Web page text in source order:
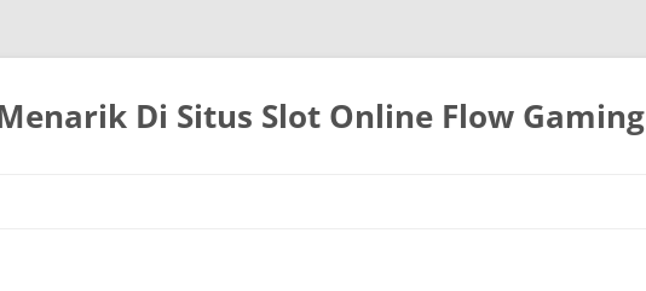
Di Situs Slot Online Flow Gaming